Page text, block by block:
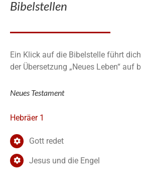
Bibelstellen
Ein Klick auf die Bibelstelle führt
der Übersetzung „Neues Leben“ auf
Neues Testament
Hebräer 1
Gott redet
Jesus und die Engel